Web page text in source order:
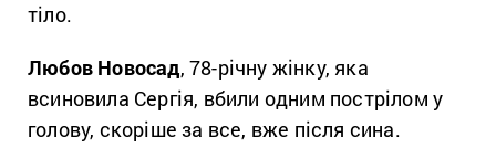
тіло.
Любов Новосад, 78-річну жінку, яка
всиновила Сергія, вбили одним пострілом у
голову, скоріше за все, вже після сина.